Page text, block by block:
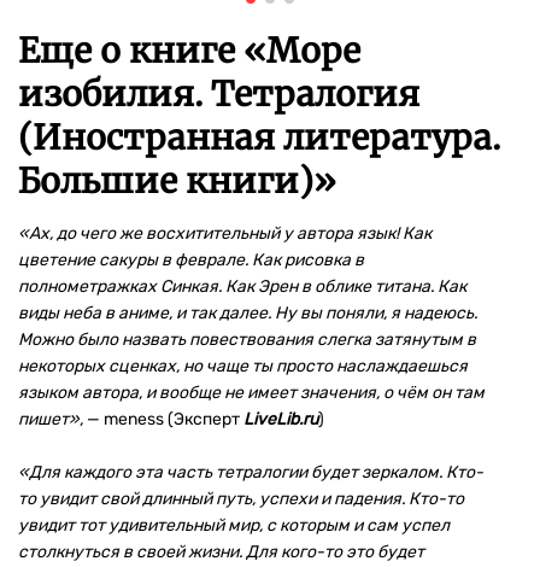
Еще о книге «Море
изобилия. Тетралогия
(Иностранная литература.
Большие книги)»
«Ах, до чего же восхитительный у автора язык! Как
цветение сакуры в феврале. Как рисовка в
полнометражках Синкая. Как Эрен в облике титана. Как
виды неба в аниме, и так далее. Ну вы поняли, я надеюсь.
Можно было назвать повествования слегка затянутым в
некоторых сценках, но чаще ты просто наслаждаешься
языком автора, и вообще не имеет значения, о чём он там
пишет», — meness (Эксперт LiveLib.ru)
«Для каждого эта часть тетралогии будет зеркалом. Кто-
то увидит свой длинный путь, успехи и падения. Кто-то
увидит тот удивительный мир, с которым и сам успел
столкнуться в своей жизни. Для кого-то это будет